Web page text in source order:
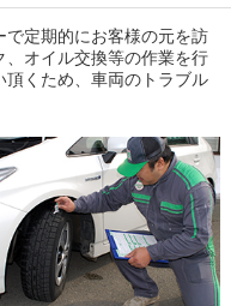
定期的にお客様の元を訪
、オイル交換等の作業を行
くため、車両のトラブル